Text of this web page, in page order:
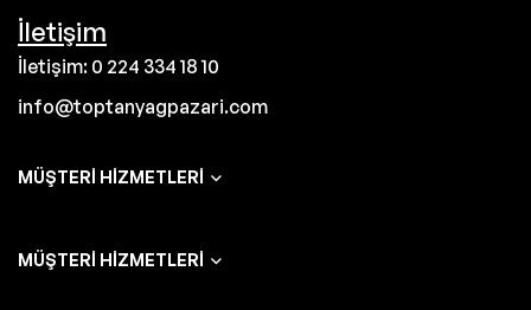
İletişim
İletişim: 0 224 334 18 10
info@toptanyagpazari.com
MÜŞTERI HIZMETLERI
MÜŞTERI HIZMETLERI